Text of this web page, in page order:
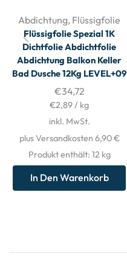
Abdichtung, Flüssigfolie
Flüssigfolie Spezial 1K
Dichtfolie Abdichtfolie
Abdichtung Balkon Keller
Bad Dusche 12Kg LEVEL+09
€34,72
€2,89 / kg
inkl. MwSt.
plus Versandkosten 6,90 €
Produkt enthält: 12 kg
In Den Warenkorb